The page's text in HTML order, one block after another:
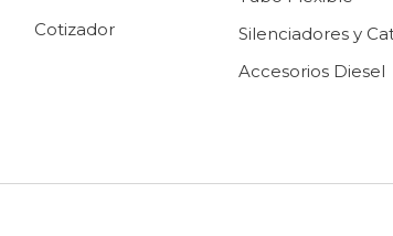
Cotizador
Silenciadores y
Accesorios Diesel